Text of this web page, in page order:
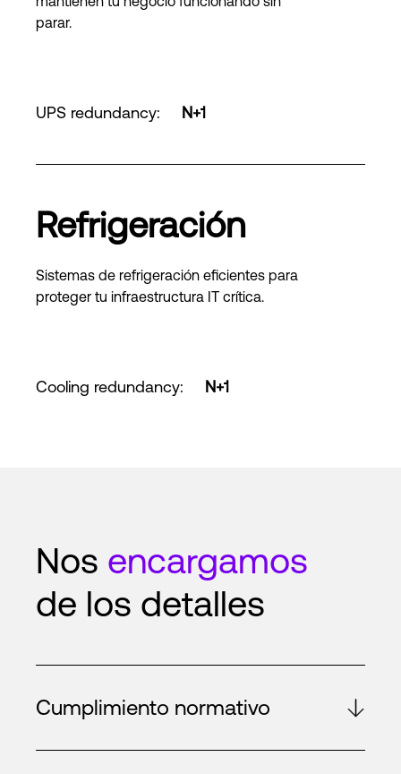
parar.
UPS redundancy: N+1
Refrigeración
Sistemas de refrigeración eficientes para
proteger tu infraestructura IT crítica.
Cooling redundancy: N+1
Nos encargamos
de los detalles
Cumplimiento normativo